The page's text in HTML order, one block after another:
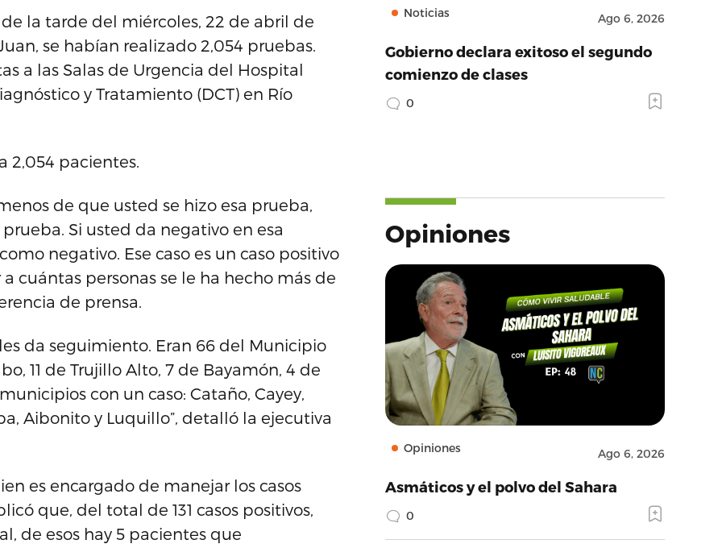
la tarde del miércoles, 22 de abril de
se habían realizado 2,054 pruebas.
a las Salas de Urgencia del Hospital
y Tratamiento (DCT) en Río
2,054 pacientes.
de que usted se hizo esa prueba,
Si usted da negativo en esa
negativo. Ese caso es un caso positivo
cuántas personas se le ha hecho más de
de prensa.
les da seguimiento. Eran 66 del Municipio
11 de Trujillo Alto, 7 de Bayamón, 4 de
con un caso: Cataño, Cayey,
Aibonito y Luquillo”, detalló la ejecutiva
es encargado de manejar los casos
que, del total de 131 casos positivos,
de esos hay 5 pacientes que
Noticias Ago 6, 2026
Gobierno declara exitoso el segundo
comienzo de clases
0
Opiniones
Opiniones Ago 6, 2026
Asmáticos y el polvo del Sahara
0